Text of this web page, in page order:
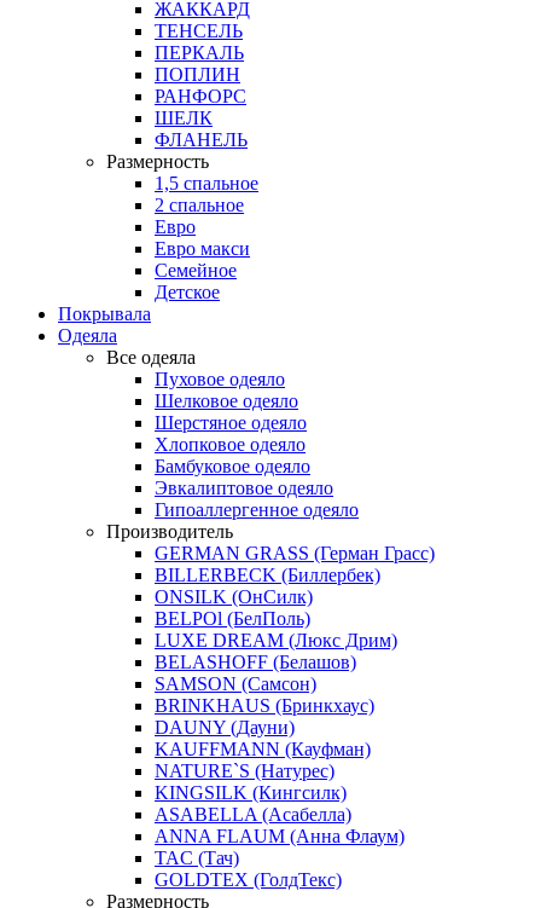
ЖАККАРД
ТЕНСЕЛЬ
ПЕРКАЛЬ
ПОПЛИН
РАНФОРС
ШЕЛК
ФЛАНЕЛЬ
Размерность
1,5 спальное
2 спальное
Евро
Евро макси
Семейное
Детское
Покрывала
Одеяла
Все одеяла
Пуховое одеяло
Шелковое одеяло
Шерстяное одеяло
Хлопковое одеяло
Бамбуковое одеяло
Эвкалиптовое одеяло
Гипоаллергенное одеяло
Производитель
GERMAN GRASS (Герман Грасс)
BILLERBECK (Биллербек)
ONSILK (ОнСилк)
BELPOl (БелПоль)
LUXE DREAM (Люкс Дрим)
BELASHOFF (Белашов)
SAMSON (Самсон)
BRINKHAUS (Бринкхаус)
DAUNY (Дауни)
KAUFFMANN (Кауфман)
NATURE`S (Натурес)
KINGSILK (Кингсилк)
ASABELLA (Асабелла)
ANNA FLAUM (Анна Флаум)
TAC (Тач)
GOLDTEX (ГолдТекс)
Размерность